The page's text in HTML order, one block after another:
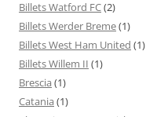
Billets Watford FC(2)
Billets Werder Breme(1)
Billets West Ham United (1)
Billets Willem II (1)
Brescia (1)
Catania (1)